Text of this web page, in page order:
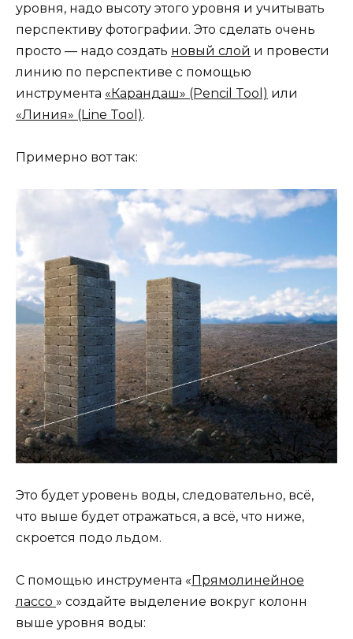
уровня, надо высоту этого уровня и учитывать
перспективу фотографии. Это сделать очень
просто — надо создать новый слой и провести
линию по перспективе с помощью
инструмента «Карандаш» (Pencil Tool) или
«Линия» (Line Tool).
Примерно вот так:
Это будет уровень воды, следовательно, всё,
что выше будет отражаться, а всё, что ниже,
скроется подо льдом.
С помощью инструмента « Прямолинейное
лассо » создайте выделение вокруг колонн
выше уровня воды: